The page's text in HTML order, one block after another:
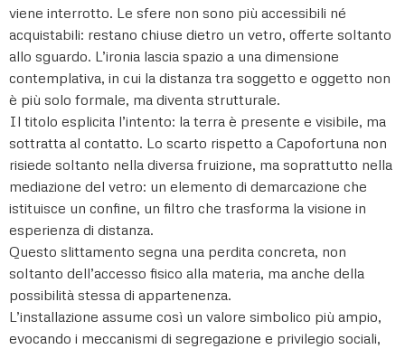
viene interrotto. Le sfere non sono più accessibili né
acquistabili: restano chiuse dietro un vetro, offerte soltanto
allo sguardo. L’ironia lascia spazio a una dimensione
contemplativa, in cui la distanza tra soggetto e oggetto non
è più solo formale, ma diventa strutturale.
Il titolo esplicita l’intento: la terra è presente e visibile, ma
sottratta al contatto. Lo scarto rispetto a Capofortuna non
risiede soltanto nella diversa fruizione, ma soprattutto nella
mediazione del vetro: un elemento di demarcazione che
istituisce un confine, un filtro che trasforma la visione in
esperienza di distanza.
Questo slittamento segna una perdita concreta, non
soltanto dell’accesso fisico alla materia, ma anche della
possibilità stessa di appartenenza.
L’installazione assume così un valore simbolico più ampio,
evocando i meccanismi di segregazione e privilegio sociali,